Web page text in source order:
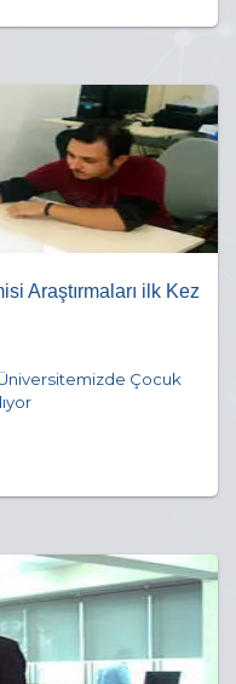
Araştırmaları ilk Kez
Çocuk